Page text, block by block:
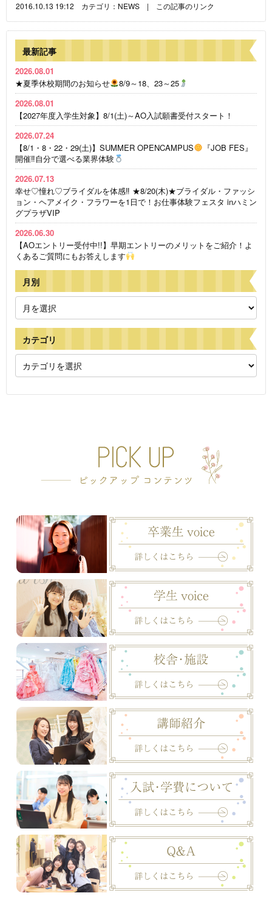
2016.10.13 19:12 カテゴリ： NEWS | この記事のリンク
最新記事
2026.08.01
★夏季休校期間のお知らせ
8/9～18、23～25
2026.08.01
【2027年度入学生対象】8/1(土)～AO入試願書受付スタート！
2026.07.24
【8/1・8・22・29(土)】SUMMER OPENCAMPUS
『JOB FES』
開催‼自分で選べる業界体験
2026.07.13
幸せ♡憧れ♡ブライダルを体感‼ ★8/20(木)★ブライダル・ファッシ
ョン・ヘアメイク・フラワーを1日で！お仕事体験フェスタ inハミン
グプラザVIP
2026.06.30
【AOエントリー受付中!!】早期エントリーのメリットをご紹介！よ
くあるご質問にもお答えします
月別
カテゴリ